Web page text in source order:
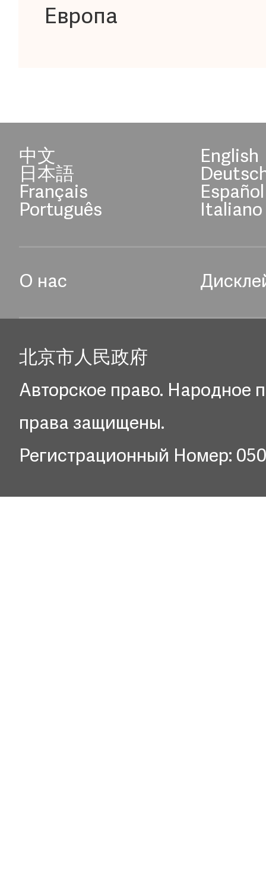
Европа
中文 English
日本語
Français Español
Português Italiano
О нас
北京市人民政府
Авторское право. Народное
права защищены.
Регистрационный Номер: